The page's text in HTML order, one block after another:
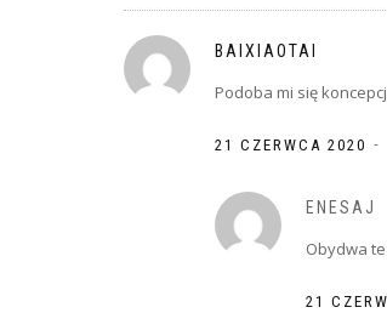
BAIXIAOTAI
Podoba mi się
21 CZERWCA 2020 -
ENESAJ
Obydwa
21